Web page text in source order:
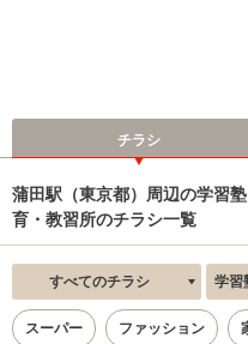
チラシ
蒲田駅（東京都）周辺の学習
育・教習所のチラシ一覧
すべてのチラシ 学習塾
スーパー ファッション